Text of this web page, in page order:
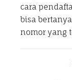
cara
bisa
nomor yang